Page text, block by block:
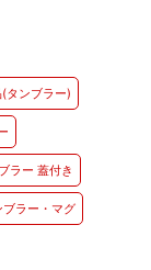
タンブラー)
ラー 蓋付き
ラー・マグ